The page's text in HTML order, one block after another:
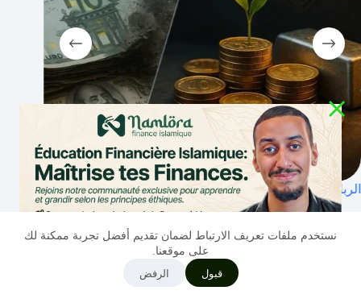
نستخدم ملفات تعريف الارتباط لضمان تقديم أفضل تجربة ممكنة لك
على موقعنا.
قبول الرفض
الربا والتضخم:
30 سبتمبر 2025
في الإسلام: بين المبادئ والتحديات العصرية
العربية‏